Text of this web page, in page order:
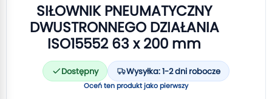
SIŁOWNIK PNEUMATYCZNY
DWUSTRONNEGO DZIAŁANIA
ISO15552 63 x 200 mm
Dostępny Wysyłka: 1-2 dni robocze
Oceń ten produkt jako pierwszy